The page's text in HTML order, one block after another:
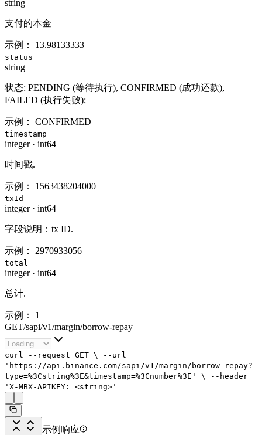
string
支付的本金
示例： 13.98133333
status
string
状态: PENDING (等待执行), CONFIRMED (成功还款),
FAILED (执行失败);
示例： CONFIRMED
timestamp
integer· int64
时间戳.
示例： 1563438204000
txId
integer· int64
字段说明：tx ID.
示例： 2970933056
total
integer· int64
总计.
示例：
1
GET/sapi/v1/margin/borrow-repay
curl --request GET \
--url
'https://api.binance.com/sapi/v1/margin/borrow-repay?
type=%3Cstring%3E&timestamp=%3Cnumber%3E'
\
--header
'X-MBX-APIKEY: <string>'
示例响应